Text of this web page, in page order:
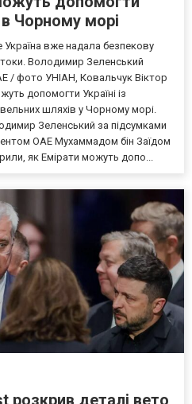
Чорному морі
вже надала безпекову
Володимир Зеленський
/ фото УНІАН, Ковальчук Віктор
допомогти Україні із
шляхів у Чорному морі.
Зеленський за підсумками
ОАЕ Мухаммадом бін Заїдом
як Емірати можуть допо...
розкрив деталі вето